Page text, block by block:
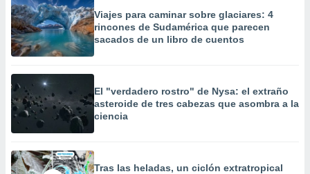
Viajes para caminar sobre glaciares: 4
rincones de Sudamérica que parecen
sacados de un libro de cuentos
El "verdadero rostro" de Nysa: el extraño
asteroide de tres cabezas que asombra a la
ciencia
Tras las heladas, un ciclón extratropical